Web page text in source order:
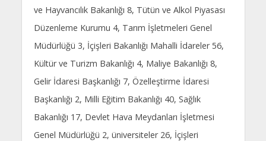
ve Hayvancılık Bakanlığı 8, Tütün ve Alkol Piyasası
Düzenleme Kurumu 4, Tarım İşletmeleri Genel
Müdürlüğü 3, İçişleri Bakanlığı Mahalli İdareler 56,
Kültür ve Turizm Bakanlığı 4, Maliye Bakanlığı 8,
Gelir İdaresi Başkanlığı 7, Özelleştirme İdaresi
Başkanlığı 2, Milli Eğitim Bakanlığı 40, Sağlık
Bakanlığı 17, Devlet Hava Meydanları İşletmesi
Genel Müdürlüğü 2, üniversiteler 26, İçişleri